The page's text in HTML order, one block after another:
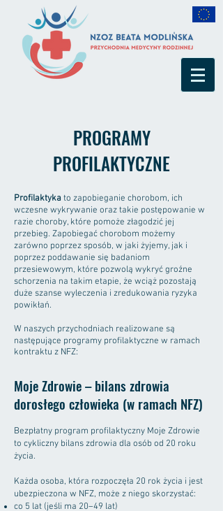
PROGRAMY
PROFILAKTYCZNE
​​Profilaktyka to zapobieganie chorobom, ich
wczesne wykrywanie oraz takie postępowanie w
razie choroby, które pomoże złagodzić jej
przebieg. Zapobiegać chorobom możemy
zarówno poprzez sposób, w jaki żyjemy, jak i
poprzez poddawanie się badaniom
przesiewowym, które pozwolą wykryć groźne
schorzenia na takim etapie, że wciąż pozostają
duże szanse wyleczenia i zredukowania ryzyka
powikłań.
W naszych przychodniach realizowane są
następujące programy profilaktyczne w ramach
kontraktu z NFZ:
Moje Zdrowie – bilans zdrowia
dorosłego człowieka (w ramach NFZ)
Bezpłatny program profilaktyczny Moje Zdrowie
to cykliczny bilans zdrowia dla osób od 20 roku
życia.
Każda osoba, która rozpoczęła 20 rok życia i jest
ubezpieczona w NFZ, może z niego skorzystać:
co 5 lat (jeśli ma 20–49 lat)